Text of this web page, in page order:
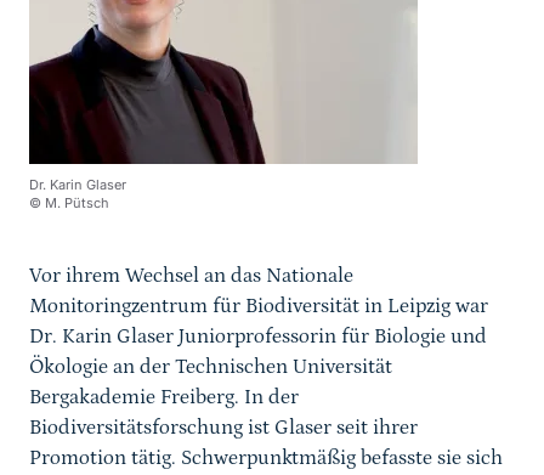
Dr. Karin Glaser
© M. Pütsch
Vor ihrem Wechsel an das Nationale
Monitoringzentrum für Biodiversität in Leipzig war
Dr. Karin Glaser Juniorprofessorin für Biologie und
Ökologie an der Technischen Universität
Bergakademie Freiberg. In der
Biodiversitätsforschung ist Glaser seit ihrer
Promotion tätig. Schwerpunktmäßig befasste sie sich